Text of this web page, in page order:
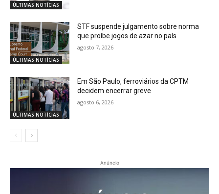
ÚLTIMAS NOTÍCIAS
ÚLTIMAS NOTÍCIAS
STF suspende julgamento sobre norma
que proíbe jogos de azar no país
agosto 7, 2026
ÚLTIMAS NOTÍCIAS
Em São Paulo, ferroviários da CPTM
decidem encerrar greve
agosto 6, 2026
Anúncio